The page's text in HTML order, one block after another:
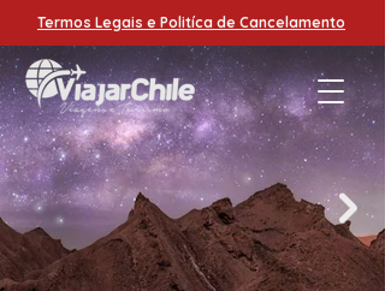
Termos Legais e Politíca de Cancelamento